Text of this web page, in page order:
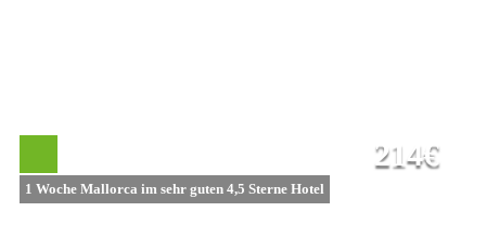
1 Woche Mallorca im sehr guten 4,5 Sterne Hotel
214€